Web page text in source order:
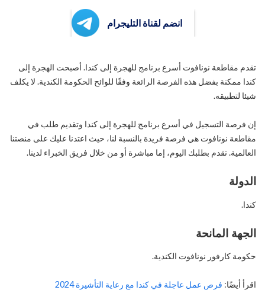
انضم لقناة التليجرام
تقدم مقاطعة نونافوت أسرع برنامج للهجرة إلى كندا. أصبحت الهجرة إلى
كندا ممكنة بفضل هذه الفرصة الرائعة وفقًا للوائح الحكومة الكندية. لا يكلف
شيئا لتطبيقه.
إن فرصة التسجيل في أسرع برنامج للهجرة إلى كندا وتقديم طلب في
مقاطعة نونافوت هي فرصة فريدة بالنسبة لنا، حيث اعتدنا عليك على منصتنا
العالمية. تقدم بطلبك اليوم، إما مباشرة أو من خلال فريق الخبراء لدينا.
الدولة
كندا.
الجهة المانحة
حكومة كارفور نونافوت الكندية.
اقرأ أيضًا: فرص عمل عاجلة في كندا مع رعاية التأشيرة 2024